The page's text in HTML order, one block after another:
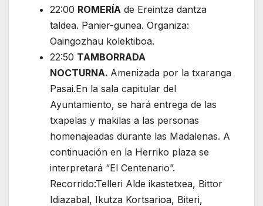
22:00 ROMERÍA de Ereintza dantza
taldea. Panier-gunea. Organiza:
Oaingozhau kolektiboa.
22:50 TAMBORRADA
NOCTURNA. Amenizada por la txaranga
Pasai.En la sala capitular del
Ayuntamiento, se hará entrega de las
txapelas y makilas a las personas
homenajeadas durante las Madalenas. A
continuación en la Herriko plaza se
interpretará “El Centenario”.
Recorrido:Telleri Alde ikastetxea, Bittor
Idiazabal, Ikutza Kortsarioa, Biteri,